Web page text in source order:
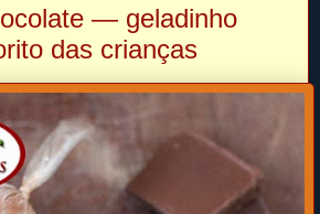
— geladinho
das crianças